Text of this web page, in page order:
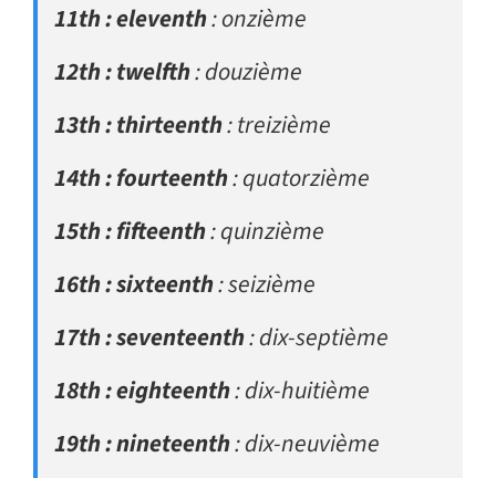
11th : eleventh: onzième
12th : twelfth: douzième
13th : thirteenth: treizième
14th : fourteenth: quatorzième
15th : fifteenth: quinzième
16th : sixteenth: seizième
17th : seventeenth: dix-septième
18th : eighteenth: dix-huitième
19th : nineteenth: dix-neuvième